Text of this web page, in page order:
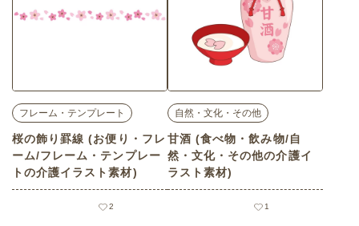
フレーム・テンプレート
桜の飾り罫線 (お便り・フレ
ーム/フレーム・テンプレー
トの介護イラスト素材)
2
自然・文化・その他
甘酒 (食べ物・飲み物/自
然・文化・その他の介護イ
ラスト素材)
1